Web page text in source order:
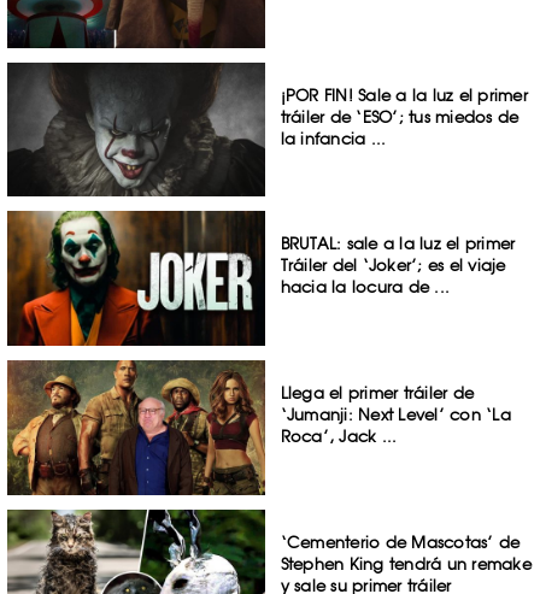
¡POR FIN! Sale a la luz el primer
tráiler de ‘ESO’; tus miedos de
la infancia ...
BRUTAL: sale a la luz el primer
Tráiler del ‘Joker’; es el viaje
hacia la locura de ...
Llega el primer tráiler de
‘Jumanji: Next Level’ con ‘La
Roca’, Jack ...
‘Cementerio de Mascotas’ de
Stephen King tendrá un remake
y sale su primer tráiler